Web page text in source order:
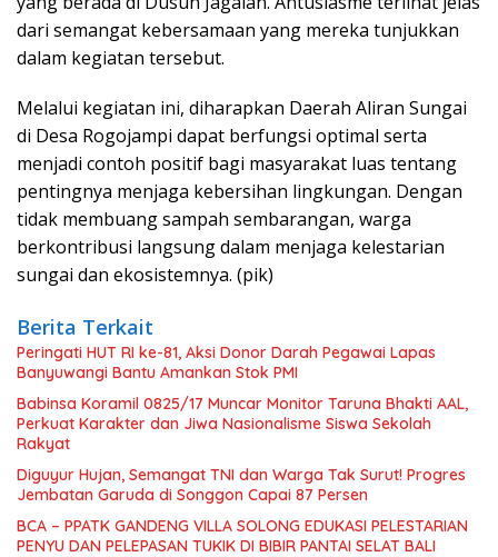
dari semangat kebersamaan yang mereka tunjukkan
dalam kegiatan tersebut.
Melalui kegiatan ini, diharapkan Daerah Aliran Sungai
di Desa Rogojampi dapat berfungsi optimal serta
menjadi contoh positif bagi masyarakat luas tentang
pentingnya menjaga kebersihan lingkungan. Dengan
tidak membuang sampah sembarangan, warga
berkontribusi langsung dalam menjaga kelestarian
sungai dan ekosistemnya. (pik)
Berita Terkait
Peringati HUT RI ke-81, Aksi Donor Darah Pegawai Lapas
Banyuwangi Bantu Amankan Stok PMI
Babinsa Koramil 0825/17 Muncar Monitor Taruna Bhakti AAL,
Perkuat Karakter dan Jiwa Nasionalisme Siswa Sekolah
Rakyat
Diguyur Hujan, Semangat TNI dan Warga Tak Surut! Progres
Jembatan Garuda di Songgon Capai 87 Persen
BCA – PPATK GANDENG VILLA SOLONG EDUKASI PELESTARIAN
PENYU DAN PELEPASAN TUKIK DI BIBIR PANTAI SELAT BALI